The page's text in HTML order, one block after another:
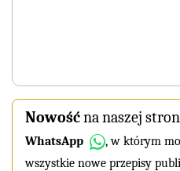
Nowośćna naszej
WhatsApp
, w którym
wszystkie nowe przepisy